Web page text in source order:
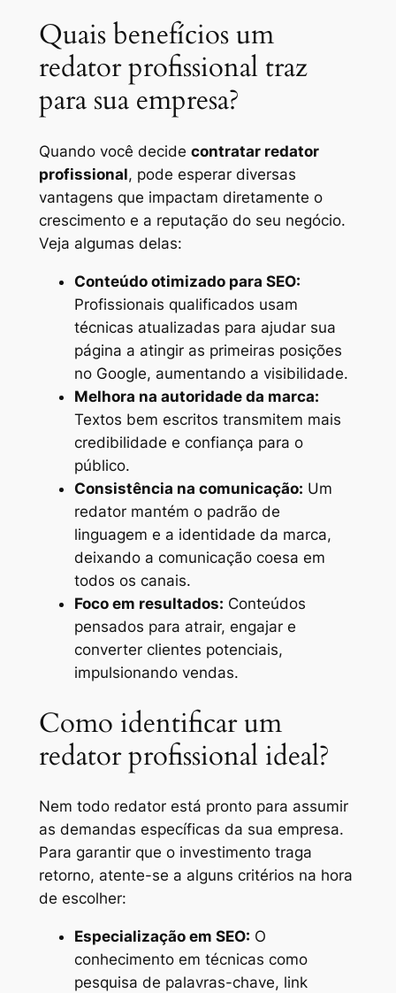
Quais benefícios um
redator profissional traz
para sua empresa?
Quando você decide contratar redator
profissional, pode esperar diversas
vantagens que impactam diretamente o
crescimento e a reputação do seu negócio.
Veja algumas delas:
Conteúdo otimizado para SEO:
Profissionais qualificados usam
técnicas atualizadas para ajudar sua
página a atingir as primeiras posições
no Google, aumentando a visibilidade.
Melhora na autoridade da marca:
Textos bem escritos transmitem mais
credibilidade e confiança para o
público.
Consistência na comunicação: Um
redator mantém o padrão de
linguagem e a identidade da marca,
deixando a comunicação coesa em
todos os canais.
Foco em resultados: Conteúdos
pensados para atrair, engajar e
converter clientes potenciais,
impulsionando vendas.
Como identificar um
redator profissional ideal?
Nem todo redator está pronto para assumir
as demandas específicas da sua empresa.
Para garantir que o investimento traga
retorno, atente-se a alguns critérios na hora
de escolher:
Especialização em SEO: O
conhecimento em técnicas como
pesquisa de palavras-chave, link